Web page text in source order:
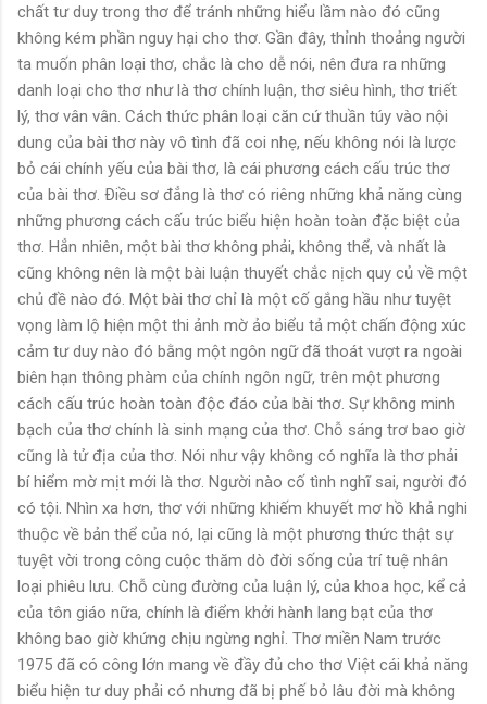
chất tư duy trong thơ để tránh những hiểu lầm nào đó cũng
không kém phần nguy hại cho thơ. Gần đây, thỉnh thoảng người
ta muốn phân loại thơ, chắc là cho dễ nói, nên đưa ra những
danh loại cho thơ như là thơ chính luận, thơ siêu hình, thơ triết
lý, thơ vân vân. Cách thức phân loại căn cứ thuần túy vào nội
dung của bài thơ này vô tình đã coi nhẹ, nếu không nói là lược
bỏ cái chính yếu của bài thơ, là cái phương cách cấu trúc thơ
của bài thơ. Ðiều sơ đẳng là thơ có riêng những khả năng cùng
những phương cách cấu trúc biểu hiện hoàn toàn đặc biệt của
thơ. Hẳn nhiên, một bài thơ không phải, không thể, và nhất là
cũng không nên là một bài luận thuyết chắc nịch quy củ về một
chủ đề nào đó. Một bài thơ chỉ là một cố gắng hầu như tuyệt
vọng làm lộ hiện một thi ảnh mờ ảo biểu tả một chấn động xúc
cảm tư duy nào đó bằng một ngôn ngữ đã thoát vượt ra ngoài
biên hạn thông phàm của chính ngôn ngữ, trên một phương
cách cấu trúc hoàn toàn độc đáo của bài thơ. Sự không minh
bạch của thơ chính là sinh mạng của thơ. Chỗ sáng trơ bao giờ
cũng là tử địa của thơ. Nói như vậy không có nghĩa là thơ phải
bí hiểm mờ mịt mới là thơ. Người nào cố tình nghĩ sai, người đó
có tội. Nhìn xa hơn, thơ với những khiếm khuyết mơ hồ khả nghi
thuộc về bản thể của nó, lại cũng là một phương thức thật sự
tuyệt vời trong công cuộc thăm dò đời sống của trí tuệ nhân
loại phiêu lưu. Chỗ cùng đường của luận lý, của khoa học, kể cả
của tôn giáo nữa, chính là điểm khởi hành lang bạt của thơ
không bao giờ khứng chịu ngừng nghỉ. Thơ miền Nam trước
1975 đã có công lớn mang về đầy đủ cho thơ Việt cái khả năng
biểu hiện tư duy phải có nhưng đã bị phế bỏ lâu đời mà không